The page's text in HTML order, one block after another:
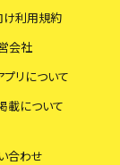
利用規約
会社
リについて
載について
合わせ